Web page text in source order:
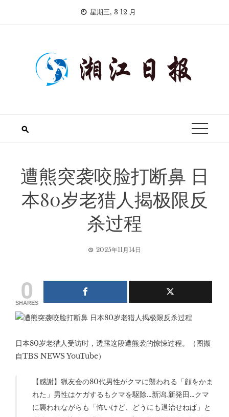
星期三, 3 12 月
遭熊突袭咬脸打断鼻 日
本80岁老猎人揭极限反
杀过程
2025年11月14日
0
SHARES
日本80岁老猎人受访时，透露这段遭熊袭的惊悚过程。（图撷
自TBS NEWS YouTube）
【感謝】猟友会の80代男性がクマに襲われる「顔をかま
れた」男性はケガするもクマを駆除…新潟.新発田…クマ
に襲われながらも「怖いけど、どうにも退治せねば」と